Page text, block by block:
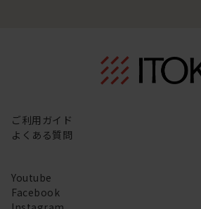
ご利用ガイド
よくある質問
Youtube
Facebook